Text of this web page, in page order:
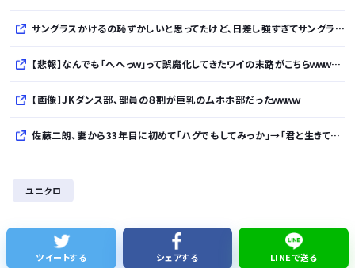
サングラスかけるの恥ずかしいと思ってたけど、日差し強すぎてサングラスかけ始めたわ
【悲報】なんでも「へへっｗ」って誤魔化してきたワイの末路がこちらｗｗｗｗｗｗｗｗｗｗ
【画像】JKダンス部、部員の８割が巨乳のムホホ部だったｗｗｗｗ
佐藤二朗、妻から33年目に初めて「ハグでもしてみっか」→「君と生きてきて、本当に良かったです」と感激
【AI】中国製高性能AI「Kimi-K3」が予定通りオープンモデル化される
ユニクロ
ツイートする シェアする LINEで送る